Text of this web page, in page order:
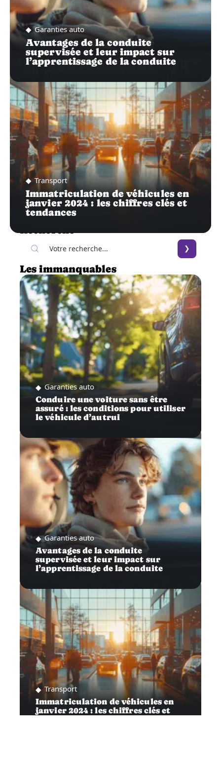
Garanties auto
Avantages de la conduite
supervisée et leur impact sur
l’apprentissage de la conduite
Transport
Immatriculation de véhicules en
janvier 2024 : les chiffres clés et
tendances
Recherche
Les immanquables
Garanties auto
Conduire une voiture sans être
assuré : les conditions pour utiliser
le véhicule d’autrui
Garanties auto
Avantages de la conduite
supervisée et leur impact sur
l’apprentissage de la conduite
Transport
Immatriculation de véhicules en
janvier 2024 : les chiffres clés et